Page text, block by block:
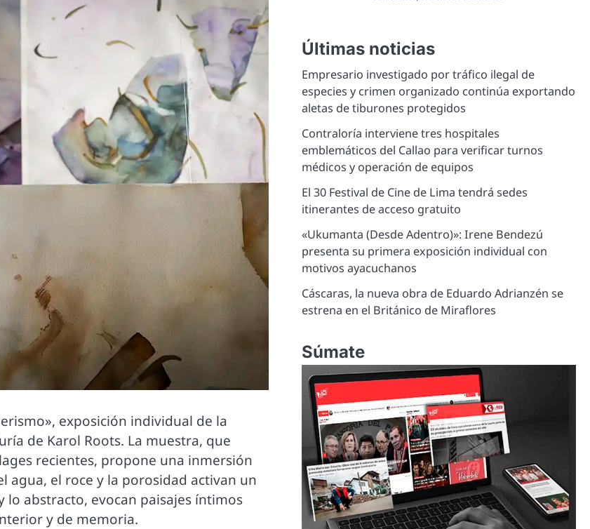
exposición individual de la
de Karol Roots. La muestra, que
recientes, propone una inmersión
agua, el roce y la porosidad activan un
abstracto, evocan paisajes íntimos
y de memoria.
Últimas noticias
Empresario investigado por tráfico ilegal de
especies y crimen organizado continúa exportando
aletas de tiburones protegidos
Contraloría interviene tres hospitales
emblemáticos del Callao para verificar turnos
médicos y operación de equipos
El 30 Festival de Cine de Lima tendrá sedes
itinerantes de acceso gratuito
«Ukumanta (Desde Adentro)»: Irene Bendezú
presenta su primera exposición individual con
motivos ayacuchanos
Cáscaras, la nueva obra de Eduardo Adrianzén se
estrena en el Británico de Miraflores
Súmate